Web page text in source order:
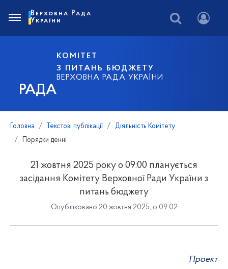
РАДА
КОМІТЕТ
З ПИТАНЬ БЮДЖЕТУ
ВЕРХОВНА РАДА УКРАЇНИ
Верховна Рада
України
Головна Текстові публікації
Діяльність Комітету
Порядки денні
21 жовтня 2025 року о 09:00 планується
засідання Комітету Верховної Ради України з
питань бюджету
Опубліковано 20 жовтня 2025, о 09:02
Проект